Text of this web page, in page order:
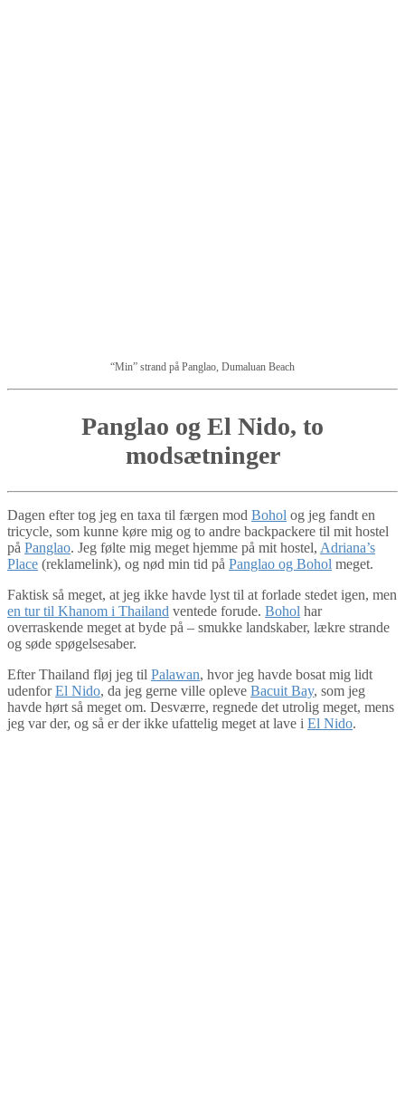
“Min” strand på Panglao, Dumaluan Beach
Panglao og El Nido, to
modsætninger
Dagen efter tog jeg en taxa til færgen mod Bohol og jeg fandt en
tricycle, som kunne køre mig og to andre backpackere til mit hostel
på Panglao. Jeg følte mig meget hjemme på mit hostel, Adriana’s
Place (reklamelink), og nød min tid på Panglao og Bohol meget.
Faktisk så meget, at jeg ikke havde lyst til at forlade stedet igen, men
en tur til Khanom i Thailand ventede forude. Bohol har
overraskende meget at byde på – smukke landskaber, lækre strande
og søde spøgelsesaber.
Efter Thailand fløj jeg til Palawan, hvor jeg havde bosat mig lidt
udenforEl Nido, da jeg gerne ville opleve Bacuit Bay, som jeg
havde hørt så meget om. Desværre, regnede det utrolig meget, mens
jeg var der, og så er der ikke ufattelig meget at lave i El Nido.